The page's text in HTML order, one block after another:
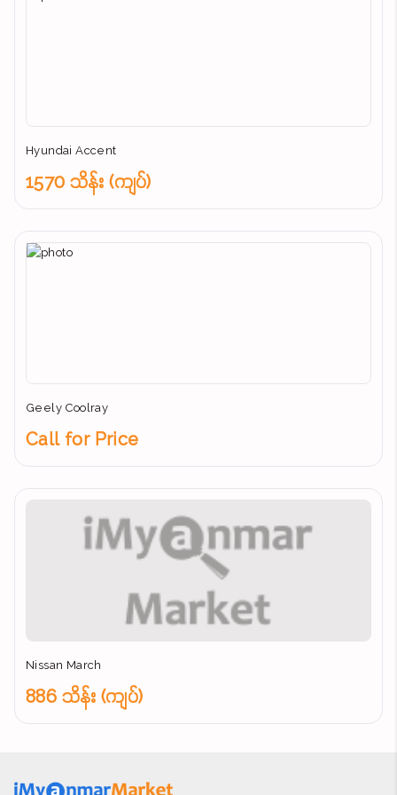
Hyundai Accent
1570 သိန်း (ကျပ်)
Geely Coolray
Call for Price
Nissan March
886 သိန်း (ကျပ်)